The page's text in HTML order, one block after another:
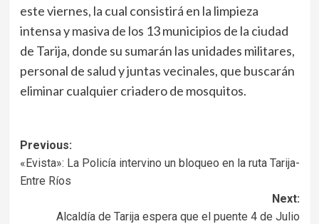
este viernes, la cual consistirá en la limpieza
intensa y masiva de los 13 municipios de la ciudad
de Tarija, donde su sumarán las unidades militares,
personal de salud y juntas vecinales, que buscarán
eliminar cualquier criadero de mosquitos.
Navegación
de
Previous:
«Evista»: La Policía intervino un bloqueo en la ruta Tarija-
Entre Ríos
Next:
Alcaldía de Tarija espera que el puente 4 de Julio